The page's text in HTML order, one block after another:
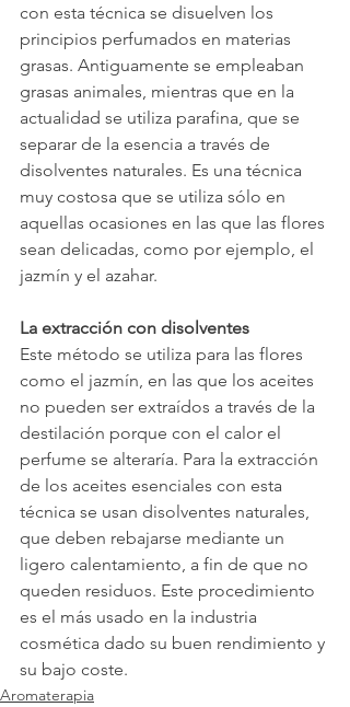
con esta técnica se disuelven los
principios perfumados en materias
grasas. Antiguamente se empleaban
grasas animales, mientras que en la
actualidad se utiliza parafina, que se
separar de la esencia a través de
disolventes naturales. Es una técnica
muy costosa que se utiliza sólo en
aquellas ocasiones en las que las flores
sean delicadas, como por ejemplo, el
jazmín y el azahar.
La extracción con disolventes
Este método se utiliza para las flores
como el jazmín, en las que los aceites
no pueden ser extraídos a través de la
destilación porque con el calor el
perfume se alteraría. Para la extracción
de los aceites esenciales con esta
técnica se usan disolventes naturales,
que deben rebajarse mediante un
ligero calentamiento, a fin de que no
queden residuos. Este procedimiento
es el más usado en la industria
cosmética dado su buen rendimiento y
su bajo coste.
Aromaterapia